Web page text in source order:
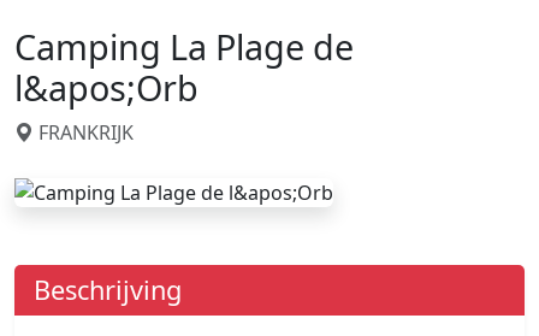
Camping La Plage de
l&apos;Orb
FRANKRIJK
Beschrijving